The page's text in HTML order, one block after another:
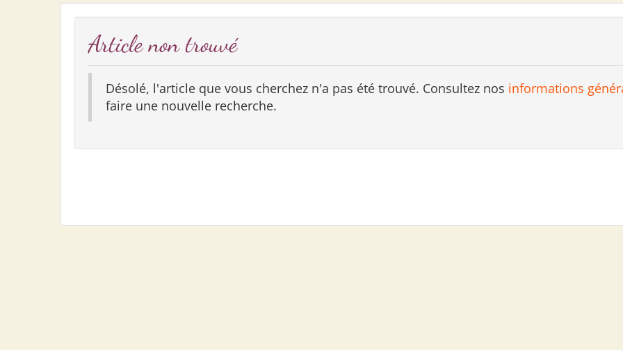
Article non trouvé
Désolé, l'article que vous cherchez n'a pas été trouvé. Consultez nos informations
faire une nouvelle recherche.